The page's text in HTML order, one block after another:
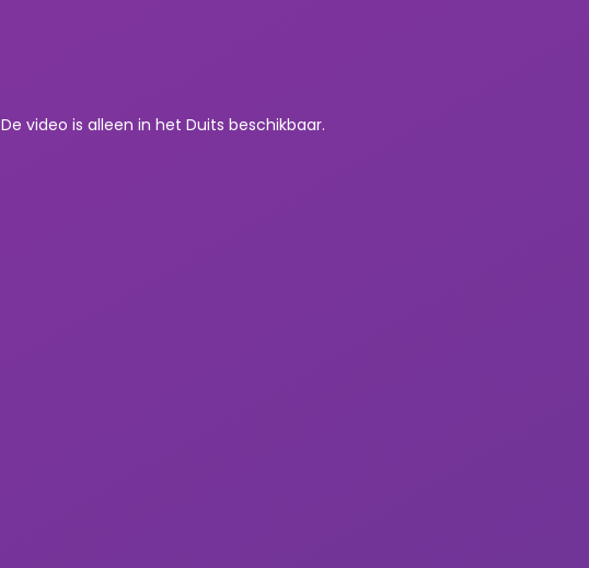
De video is alleen in het Duits beschikbaar.